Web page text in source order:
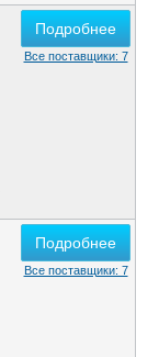
Подробнее
Все поставщики: 7
Подробнее
Все поставщики: 7